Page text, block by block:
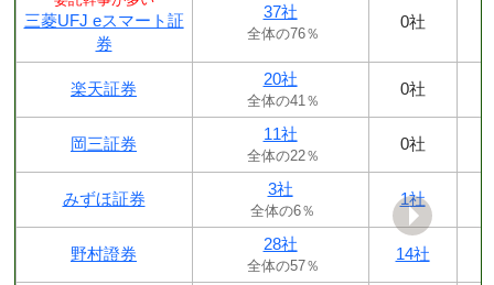
三菱UFJ eスマート証
券
37社
全体の76％
0社
楽天証券
20社
全体の41％
0社
岡三証券
11社
全体の22％
0社
みずほ証券
3社
全体の6％
1社
野村證券
28社
全体の57％
14社